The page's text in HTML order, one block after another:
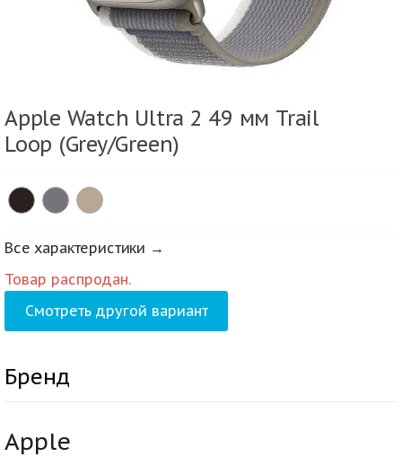
Apple Watch Ultra 2 49 мм Trail
Loop (Grey/Green)
Все характеристики →
Товар распродан.
Смотреть другой вариант
Бренд
Apple